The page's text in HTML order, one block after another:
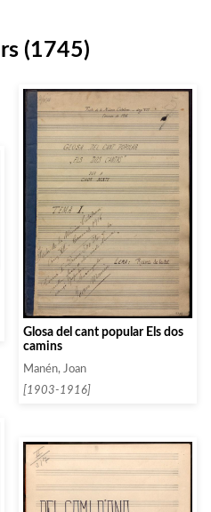
(1745)
Glosa del cant popular Els dos
camins
Manén, Joan
[1903-1916]